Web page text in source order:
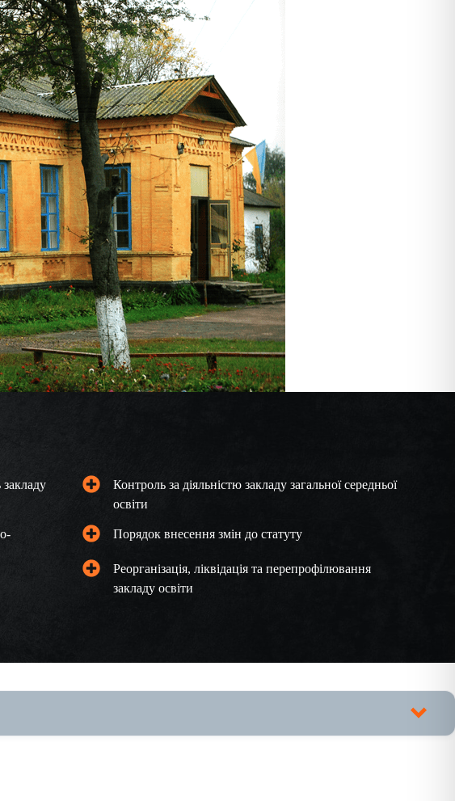
закладу
Контроль за діяльністю закладу загальної середньої
освіти
Порядок внесення змін до статуту
Реорганізація, ліквідація та перепрофілювання
закладу освіти